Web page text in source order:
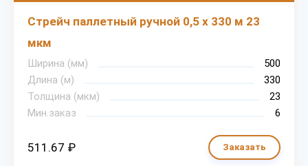
Стрейч паллетный ручной 0,5 х 330 м 23
мкм
Ширина (мм)
500
Длина (м)
330
Толщина (мкм)
23
Мин.заказ
6
511.67 ₽ Заказать